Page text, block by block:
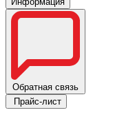
Обратная связь
Прайс-лист